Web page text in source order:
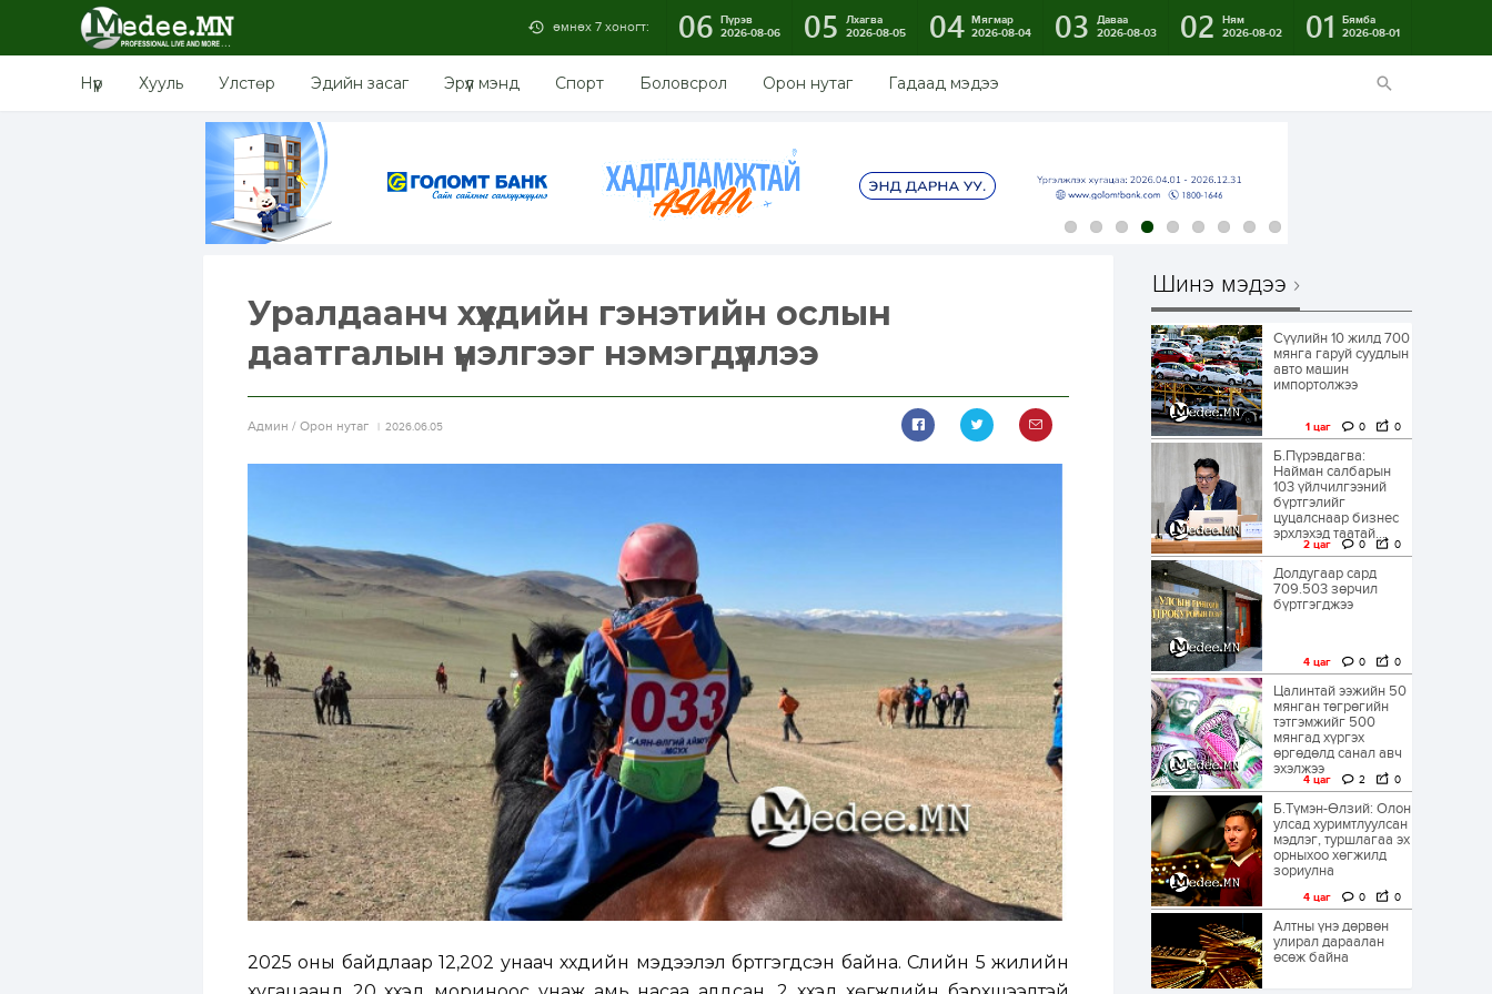
өмнөх 7 хоногт: 06 Пүрэв
2026-08-06
05
Лхагва
2026-08-05
04 Мягмар
2026-08-04
03
Даваа
2026-08-03
02
Ням
2026-08-02
01
Бямба
2026-08-01
Нүүр Хууль Улстөр Эдийн засаг Эрүүл мэнд Спорт Боловсрол Орон нутаг Гадаад мэдээ
Уралдаанч хүүхдийн гэнэтийн ослын
даатгалын үнэлгээг нэмэгдүүллээ
Aдмин / Орон нутаг 2026.06.05
2025 оны байдлаар 12,202 унаач хүүхдийн мэдээлэл бүртгэгдсэн байна. Сүүлийн 5 жилийн
Шинэ мэдээ
Сүүлийн 10 жилд 700
мянга гаруй суудлын
авто машин
импортолжээ
1 цаг 0 0
Б.Пүрэвдагва:
Найман салбарын
103 үйлчилгээний
бүртгэлийг
цуцалснаар бизнес
эрхлэхэд таатай...
2 цаг 0 0
Долдугаар сард
709.503 зөрчил
бүртгэгджээ
4 цаг 0 0
Цалинтай ээжийн 50
мянган төгрөгийн
тэтгэмжийг 500
мянгад хүргэх
өргөдөлд санал авч
эхэлжээ
4 цаг 2 0
Б.Түмэн-Өлзий: Олон
улсад хуримтлуулсан
мэдлэг, туршлагаа эх
орныхоо хөгжилд
зориулна
4 цаг 0 0
Алтны үнэ дөрвөн
улирал дараалан
өсөж байна